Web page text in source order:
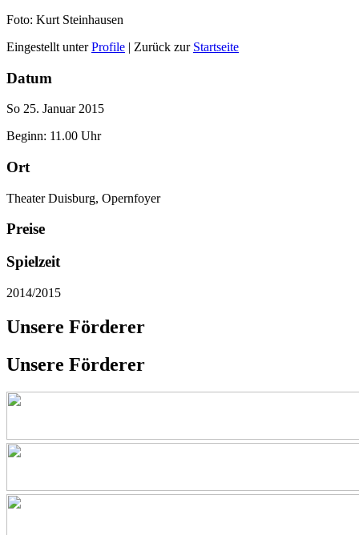
Foto: Kurt Steinhausen
Eingestellt unterProfile | Zurück zur Startseite
Datum
So 25. Januar 2015
Beginn: 11.00 Uhr
Ort
Theater Duisburg, Opernfoyer
Preise
Spielzeit
2014/2015
Unsere Förderer
Unsere Förderer